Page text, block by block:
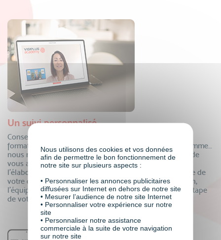
Un suivi personnalisé
Conseillers formation, coordinateurs pédagogiques,
formateurs, mentors individuels, responsable de programme…
nous mettons à votre disposition tous nos experts afin de
vous accompagner dans votre projet de formation ! De
l’élaboration de votre dossier de financement à la remise de
votre certificat, en passant par le suivi de votre formation,
l’équipe VISIPLUS academy est là pour vous à chaque étape
de votre parcours.
Nous utilisons des cookies et vos données
afin de permettre le bon fonctionnement de
notre site sur plusieurs aspects :
• Personnaliser les annonces publicitaires
diffusées sur Internet en dehors de notre site
• Mesurer l’audience de notre site Internet
• Personnaliser votre expérience sur notre
site
• Personnaliser notre assistance
commerciale à la suite de votre navigation
sur notre site